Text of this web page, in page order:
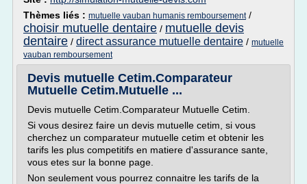
Thèmes liés : mutuelle vauban humanis remboursement/
choisir mutuelle dentaire / mutuelle devis
dentaire / direct assurance mutuelle dentaire / mutuelle
vauban remboursement
Devis mutuelle Cetim.Comparateur
Mutuelle Cetim.Mutuelle ...
Devis mutuelle Cetim.Comparateur Mutuelle Cetim.
Si vous desirez faire un devis mutuelle cetim, si vous
cherchez un comparateur mutuelle cetim et obtenir les
tarifs les plus competitifs en matiere d'assurance sante,
vous etes sur la bonne page.
Non seulement vous pourrez connaitre les tarifs de la